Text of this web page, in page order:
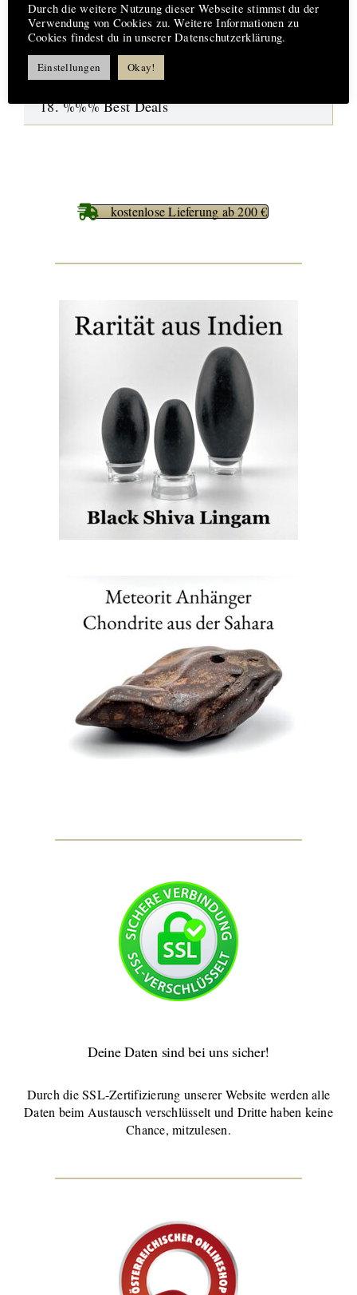
16.
Neue Highlights
17. Aufträge-Reparaturen
18. %%% Best Deals
kostenlose Lieferung ab 200 €
Deine Daten sind bei uns sicher!
Durch die SSL-Zertifizierung unserer Website werden alle
Daten beim Austausch verschlüsselt und Dritte haben keine
Chance, mitzulesen.
Durch die weitere Nutzung dieser Webseite stimmst du der
Verwendung von Cookies zu. Weitere Informationen zu
Cookies findest du in unserer Datenschutzerklärung.
Einstellungen Okay!